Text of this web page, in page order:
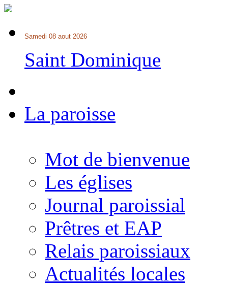
Samedi 08 aout 2026
Saint Dominique
La paroisse
Mot de bienvenue
Les églises
Journal paroissial
Prêtres et EAP
Relais paroissiaux
Actualités locales